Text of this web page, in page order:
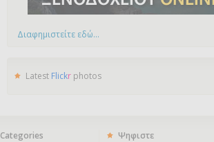
Διαφημιστείτε εδώ...
Latest Flickr photos
Categories
Ψηφιστε